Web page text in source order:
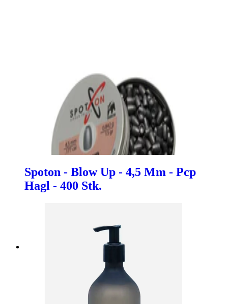
Spoton - Blow Up - 4,5 Mm - Pcp
Hagl - 400 Stk.